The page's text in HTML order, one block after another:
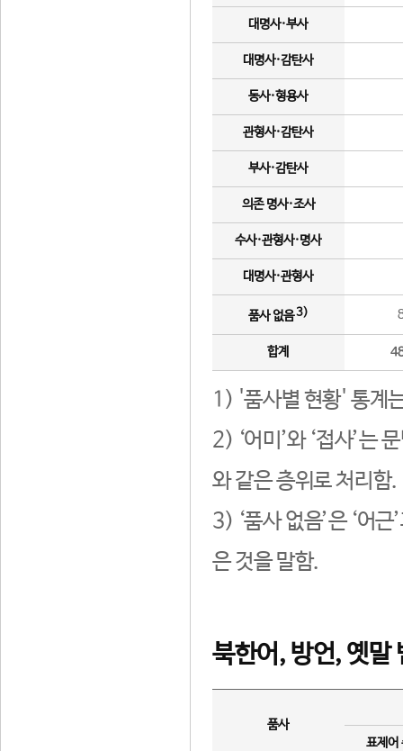
대명사·부사
대명사·감탄사
동사·형용사
관형사·감탄사
부사·감탄사
의존 명사·조사
수사·관형사·명사
대명사·관형사
품사 없음3)
합계
1) '품사별 현황' 통계
2) ‘어미’와 ‘접사’는
와 같은 층위로 처리함.
3) ‘품사 없음’은 ‘어
은 것을 말함.
북한어, 방언, 옛말
품사
표제어